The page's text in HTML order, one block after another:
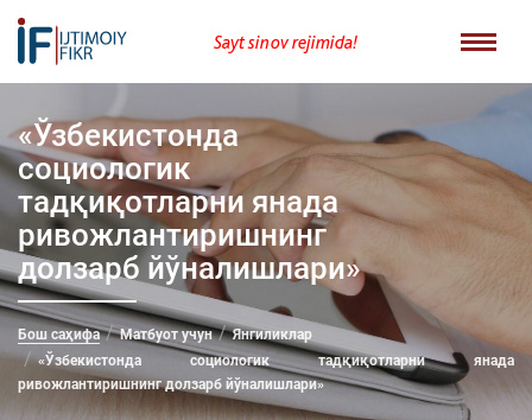
Sayt sinov rejimida!
«Ўзбекистонда
социологик
тадқиқотларни янада
ривожлантиришнинг
долзарб йўналишлари»
Бош саҳифа Матбуот учун
Янгиликлар
«Ўзбекистонда социологик тадқиқотларни янада
ривожлантиришнинг долзарб йўналишлари»